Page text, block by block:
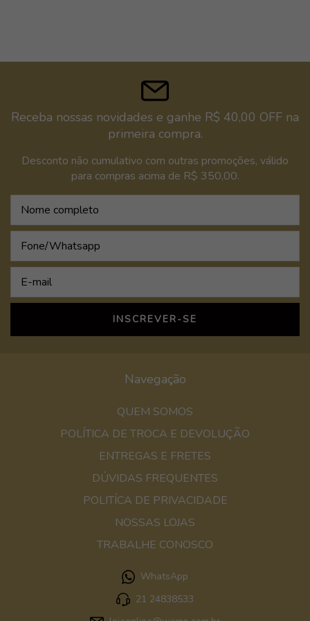
Receba nossas novidades e ganhe R$ 40,00 OFF na
primeira compra.
Desconto não cumulativo com outras promoções, válido
para compras acima de R$ 350,00.
Navegação
QUEM SOMOS
POLÍTICA DE TROCA E DEVOLUÇÃO
ENTREGAS E FRETES
DÚVIDAS FREQUENTES
POLITÍCA DE PRIVACIDADE
NOSSAS LOJAS
TRABALHE CONOSCO
WhatsApp
21 24838533